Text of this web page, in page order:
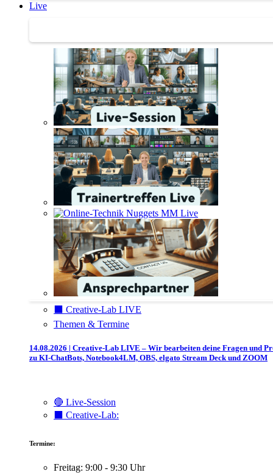
Live
⬛️ Creative-Lab LIVE
Themen & Termine
14.08.2026 | Creative-Lab LIVE – Wir bearbeiten deine Fragen und
zu KI-ChatBots, Notebook4LM, OBS, elgato Stream Deck und ZOOM
🔴 Live-Session
⬛️ Creative-Lab:
Termine:
Freitag: 9:00 - 9:30 Uhr